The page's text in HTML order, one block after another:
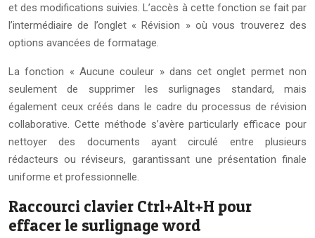
et des modifications suivies. L’accès à cette fonction se fait par
l’intermédiaire de l’onglet « Révision » où vous trouverez des
options avancées de formatage.
La fonction « Aucune couleur » dans cet onglet permet non
seulement de supprimer les surlignages standard, mais
également ceux créés dans le cadre du processus de révision
collaborative. Cette méthode s’avère particularly efficace pour
nettoyer des documents ayant circulé entre plusieurs
rédacteurs ou réviseurs, garantissant une présentation finale
uniforme et professionnelle.
Raccourci clavier Ctrl+Alt+H pour
effacer le surlignage word